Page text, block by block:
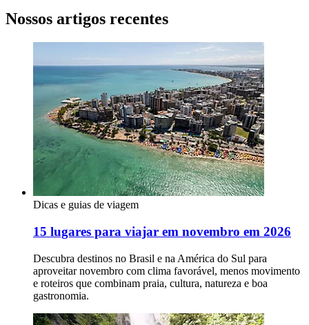
Nossos artigos recentes
Dicas e guias de viagem
15 lugares para viajar em novembro em 2026
Descubra destinos no Brasil e na América do Sul para
aproveitar novembro com clima favorável, menos movimento
e roteiros que combinam praia, cultura, natureza e boa
gastronomia.